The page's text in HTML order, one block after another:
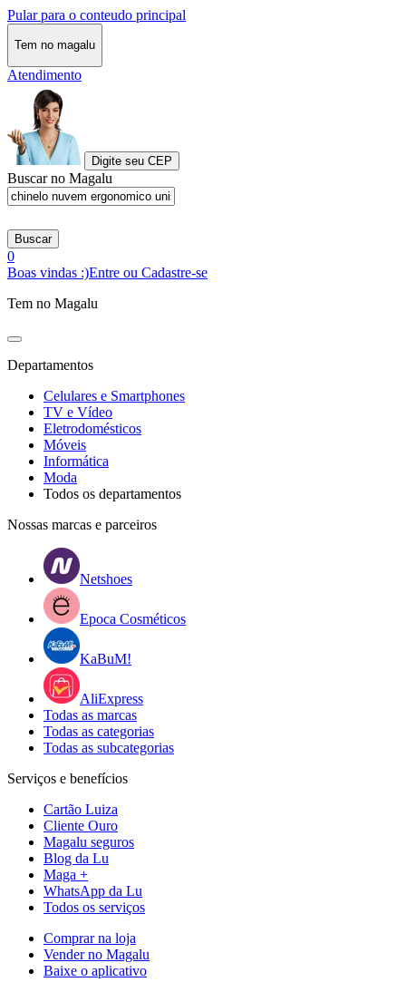
Pular para o conteudo principal
Tem no magalu
Atendimento
Digite seu CEP
Buscar no Magalu
Buscar
0
Boas vindas :)Entre ou Cadastre-se
Tem no Magalu
Departamentos
Celulares e Smartphones
TV e Vídeo
Eletrodomésticos
Móveis
Informática
Moda
Todos os departamentos
Nossas marcas e parceiros
Netshoes
Epoca Cosméticos
KaBuM!
AliExpress
Todas as marcas
Todas as categorias
Todas as subcategorias
Serviços e benefícios
Cartão Luiza
Cliente Ouro
Magalu seguros
Blog da Lu
Maga +
WhatsApp da Lu
Todos os serviços
Comprar na loja
Vender no Magalu
Baixe o aplicativo